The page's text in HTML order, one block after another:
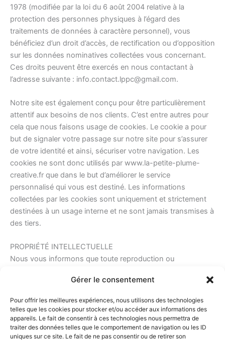
Gérer le consentement
Pour offrir les meilleures expériences, nous utilisons des technologies
telles que les cookies pour stocker et/ou accéder aux informations des
appareils. Le fait de consentir à ces technologies nous permettra de
traiter des données telles que le comportement de navigation ou les ID
uniques sur ce site. Le fait de ne pas consentir ou de retirer son
1978 (modifiée par la loi du 6 août 2004 relative à la
protection des personnes physiques à l’égard des
traitements de données à caractère personnel), vous
bénéficiez d’un droit d’accès, de rectification ou d’opposition
sur les données nominatives collectées vous concernant.
Ces droits peuvent être exercés en nous contactant à
l’adresse suivante : info.contact.lppc@gmail.com.
Notre site est également conçu pour être particulièrement
attentif aux besoins de nos clients. C’est entre autres pour
cela que nous faisons usage de cookies. Le cookie a pour
but de signaler votre passage sur notre site pour s’assurer
de votre identité et ainsi, sécuriser votre navigation. Les
cookies ne sont donc utilisés par www.la-petite-plume-
creative.fr que dans le but d’améliorer le service
personnalisé qui vous est destiné. Les informations
collectées par les cookies sont uniquement et strictement
destinées à un usage interne et ne sont jamais transmises à
des tiers.
PROPRIÉTÉ INTELLECTUELLE
Nous vous informons que toute reproduction ou
ce soit, de ce site, des logos, des images pouvant y figurer
plume-creative.fr. En cas d’éventuelles omissions, erreurs,
corrections, nous vous remercions de nous en faire part en
adressant un courrier électronique à l’adresse suivante :